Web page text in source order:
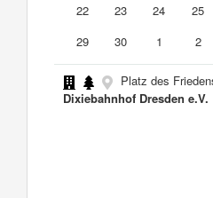
22
23 24 25
29
30 1 2
Platz des
Dixiebahnhof Dresden e.V.